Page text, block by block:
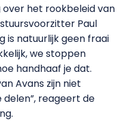
het rookbeleid van
Paul
is natuurlijk geen fraai
we stoppen
handhaaf je dat.
Avans zijn niet
reageert de